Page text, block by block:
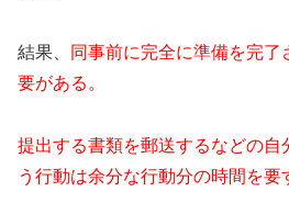
結果、
同事前に完全に準備を完
要がある。
提出する書類を郵送するなどの自
う行動は余分な行動分の時間を要